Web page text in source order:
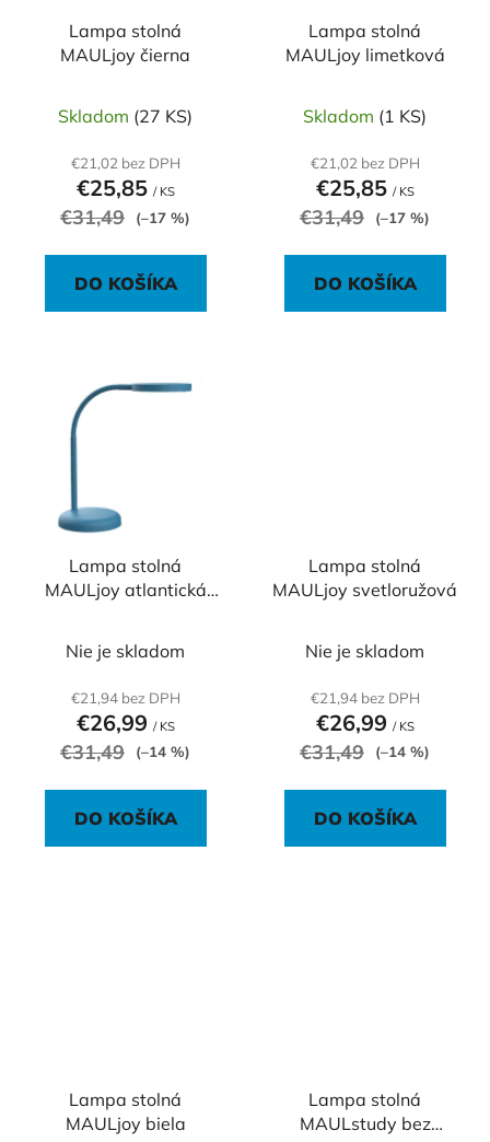
Lampa stolná
MAULjoy čierna
Skladom (27 KS)
€21,02 bez DPH
€25,85 / KS
€31,49 (–17 %)
DO KOŠÍKA
Lampa stolná
MAULjoy limetková
Skladom (1 KS)
€21,02 bez DPH
€25,85 / KS
€31,49 (–17 %)
DO KOŠÍKA
Lampa stolná
MAULjoy atlantická
Nie je skladom
€21,94 bez DPH
€26,99 / KS
€31,49 (–14 %)
DO KOŠÍKA
Lampa stolná
MAULjoy svetloružová
Nie je skladom
€21,94 bez DPH
€26,99 / KS
€31,49 (–14 %)
DO KOŠÍKA
Lampa stolná
MAULjoy biela
Lampa stolná
MAULstudy bez